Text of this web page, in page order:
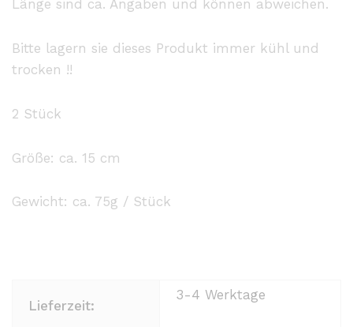
Länge sind ca. Angaben und können abweichen.
Bitte lagern sie dieses Produkt immer kühl und
trocken !!
2 Stück
Größe: ca. 15 cm
Gewicht: ca. 75g / Stück
Lieferzeit:
3-4 Werktage